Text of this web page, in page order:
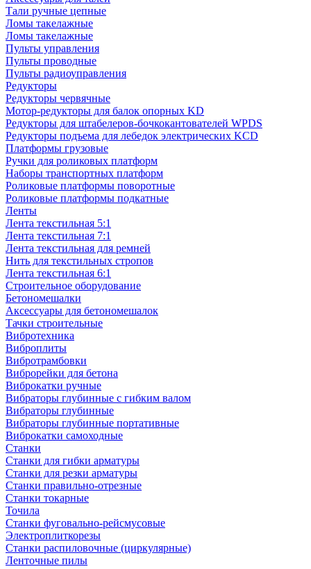
Тали ручные цепные
Ломы такелажные
Ломы такелажные
Пульты управления
Пульты проводные
Пульты радиоуправления
Редукторы
Редукторы червячные
Мотор-редукторы для балок опорных KD
Редукторы для штабелеров-бочкокантователей WPDS
Редукторы подъема для лебедок электрических KCD
Платформы грузовые
Ручки для роликовых платформ
Наборы транспортных платформ
Роликовые платформы поворотные
Роликовые платформы подкатные
Ленты
Лента текстильная 5:1
Лента текстильная 7:1
Лента текстильная для ремней
Нить для текстильных стропов
Лента текстильная 6:1
Строительное оборудование
Бетономешалки
Аксессуары для бетономешалок
Тачки строительные
Вибротехника
Виброплиты
Вибротрамбовки
Виброрейки для бетона
Виброкатки ручные
Вибраторы глубинные с гибким валом
Вибраторы глубинные
Вибраторы глубинные портативные
Виброкатки самоходные
Станки
Станки для гибки арматуры
Станки для резки арматуры
Станки правильно-отрезные
Станки токарные
Точила
Станки фуговально-рейсмусовые
Электроплиткорезы
Станки распиловочные (циркулярные)
Ленточные пилы